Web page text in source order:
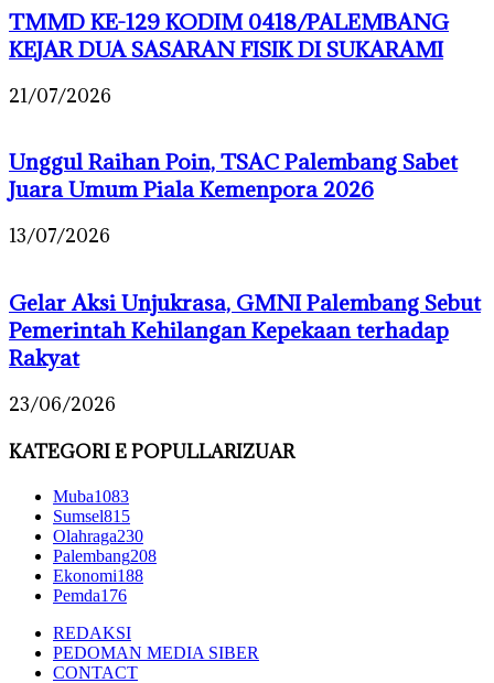
TMMD KE-129 KODIM 0418/PALEMBANG
KEJAR DUA SASARAN FISIK DI SUKARAMI
21/07/2026
Unggul Raihan Poin, TSAC Palembang Sabet
Juara Umum Piala Kemenpora 2026
13/07/2026
Gelar Aksi Unjukrasa, GMNI Palembang Sebut
Pemerintah Kehilangan Kepekaan terhadap
Rakyat
23/06/2026
KATEGORI E POPULLARIZUAR
Muba1083
Sumsel815
Olahraga230
Palembang208
Ekonomi188
Pemda176
REDAKSI
PEDOMAN MEDIA SIBER
CONTACT